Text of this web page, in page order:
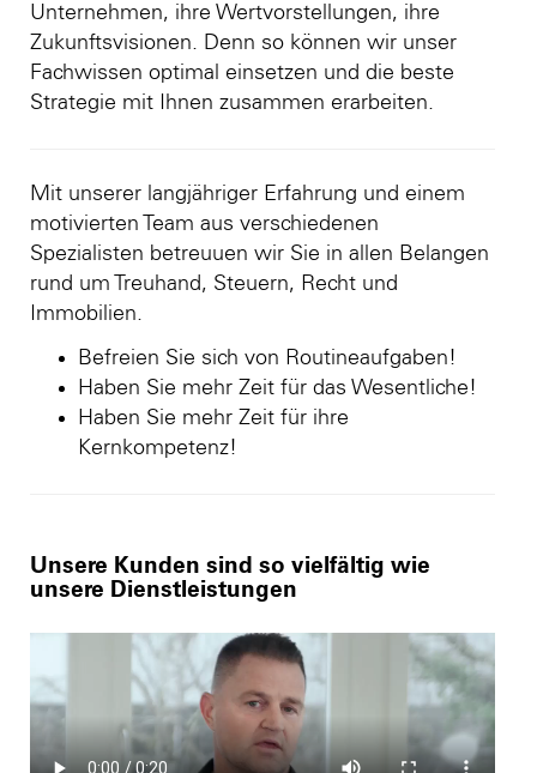
Unternehmen, ihre Wertvorstellungen, ihre
Zukunftsvisionen. Denn so können wir unser
Fachwissen optimal einsetzen und die beste
Strategie mit Ihnen zusammen erarbeiten.
Mit unserer langjähriger Erfahrung und einem
motivierten Team aus verschiedenen
Spezialisten betreuuen wir Sie in allen Belangen
rund um Treuhand, Steuern, Recht und
Immobilien.
Befreien Sie sich von Routineaufgaben!
Haben Sie mehr Zeit für das Wesentliche!
Haben Sie mehr Zeit für ihre
Kernkompetenz!
Unsere Kunden sind so vielfältig wie
unsere Dienstleistungen